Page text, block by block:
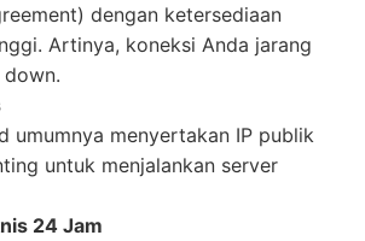
dengan ketersediaan
Artinya, koneksi Anda jarang
down.
umumnya menyertakan IP publik
untuk menjalankan server
24 Jam